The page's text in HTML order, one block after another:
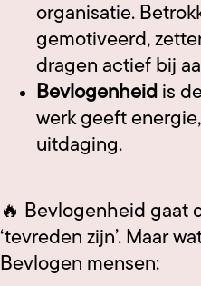
organisatie.
gemotiveerd,
dragen actief bij
Bevlogenheid is
werk geeft
uitdaging.
🔥 Bevlogenheid gaat
‘tevreden zijn’. Maar
Bevlogen mensen: